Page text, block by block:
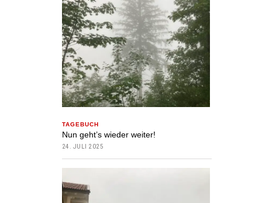
TAGEBUCH
Nun geht’s wieder weiter!
24. JULI 2025